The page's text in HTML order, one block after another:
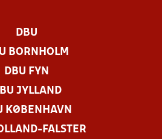
DBU
BORNHOLM
DBU FYN
JYLLAND
KØBENHAVN
FALSTER